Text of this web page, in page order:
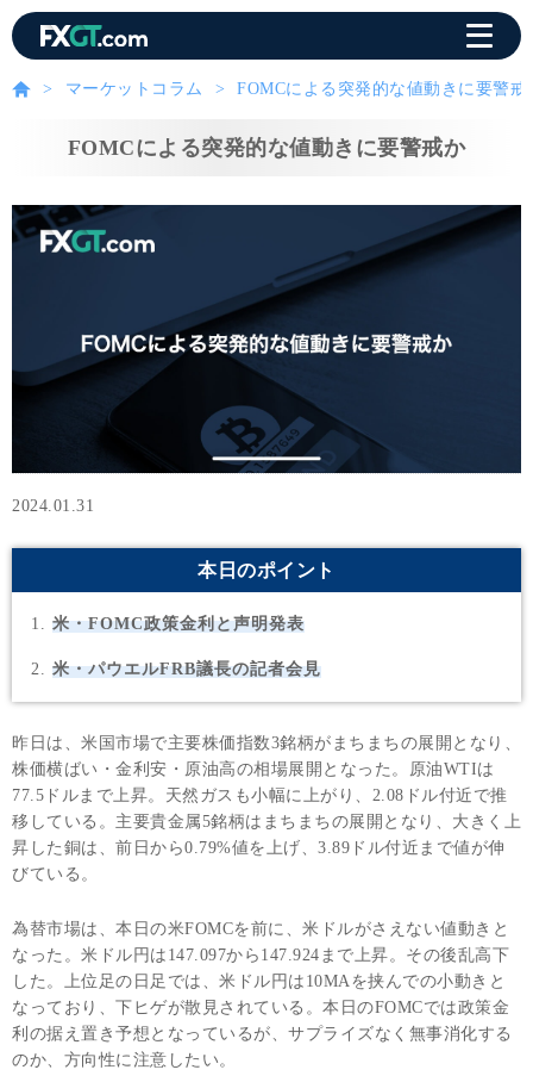
マーケットコラム FOMCによる突発的な値動きに要警戒
FOMCによる突発的な値動きに要警戒か
2024.01.31
本日のポイント
米・FOMC政策金利と声明発表
米・パウエルFRB議長の記者会見
昨日は、米国市場で主要株価指数3銘柄がまちまちの展開となり、
株価横ばい・金利安・原油高の相場展開となった。原油WTIは
77.5ドルまで上昇。天然ガスも小幅に上がり、2.08ドル付近で推
移している。主要貴金属5銘柄はまちまちの展開となり、大きく上
昇した銅は、前日から0.79%値を上げ、3.89ドル付近まで値が伸
びている。
為替市場は、本日の米FOMCを前に、米ドルがさえない値動きと
なった。米ドル円は147.097から147.924まで上昇。その後乱高下
した。上位足の日足では、米ドル円は10MAを挟んでの小動きと
なっており、下ヒゲが散見されている。本日のFOMCでは政策金
利の据え置き予想となっているが、サプライズなく無事消化する
のか、方向性に注意したい。